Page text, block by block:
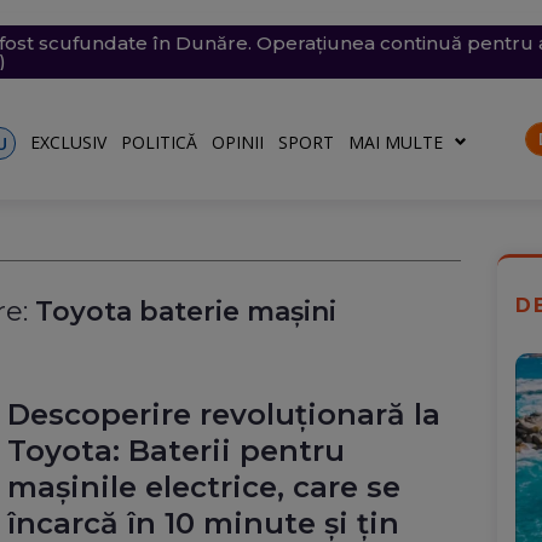
și drone asupra Kievului. Trei oameni, inclusiv un
viitoare. Accesul se va face în etape. Iată ce
scufundate în Dunăre. Operațiunea continuă pentru
României: Deficitul scade, dar criza politică amenință
acoperișuri smulse și mașini avariate în mai
EXCLUSIV POLITICĂ OPINII SPORT MAI MULTE
Toyota baterie maşini
Descoperire revoluționară la
Toyota: Baterii pentru
mașinile electrice, care se
încarcă în 10 minute și țin